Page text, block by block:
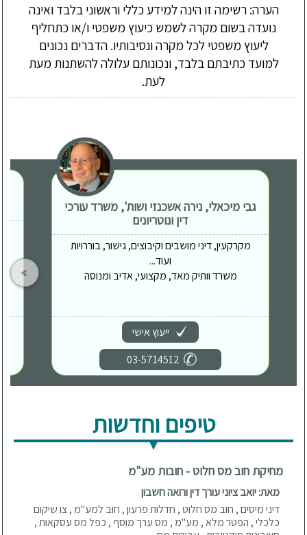
הערה: רשימה זו הינה למידע כללי וראשוני בלבד ואינה
נועדה בשום מקרה לשמש כיעוץ משפטי ו/או כתחליף
ליעוץ משפטי לכל מקרה ונסיבותיו. הדברים נכונים
למועד כתיבתם בלבד, ונכונותם עלולה להשתנות מעת
לעת.
גבי מיכאלי, נירה אשכנזי ושות', משרד עורכי
דין ונוטריונים
מקרקעין, דיני מושבים וקיבוצים, גישור, בוררויות
ועוד...
משרד וותיק מאד, מקצועי, אדיב ומנוסה
ייעוץ אישי
03-5714512
טיפים וחדשות
מחיקת חוב מס חלוט - חובות מע"מ
מאת: יואב ציוני עורך דין ורואה חשבון
דיני מיסים , חוב מס חלוט , חדלות פרעון , חוב למע"מ , צו שיקום
כלכלי , הפטר מלא , מע"מ , מס ערך מוסף , כפל מס עסקאות ,